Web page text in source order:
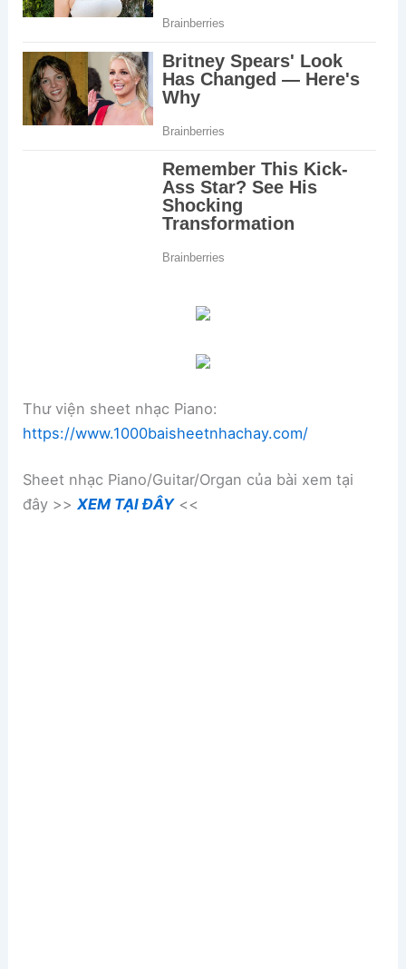
Thư viện sheet nhạc Piano:
https://www.1000baisheetnhachay.com/
Sheet nhạc Piano/Guitar/Organ của bài xem tại
đây >>XEM TẠI ĐÂY<<